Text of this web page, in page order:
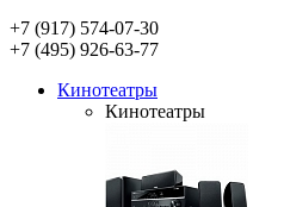
+7 (917) 574-07-30
+7 (495) 926-63-77
Кинотеатры
Кинотеатры